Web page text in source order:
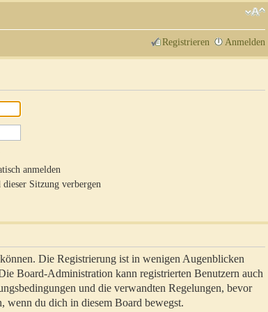
Registrieren Anmelden
anmelden
Sitzung verbergen
Die Registrierung ist in wenigen Augenblicken
Board-Administration kann registrierten Benutzern auch
und die verwandten Regelungen, bevor
wenn du dich in diesem Board bewegst.